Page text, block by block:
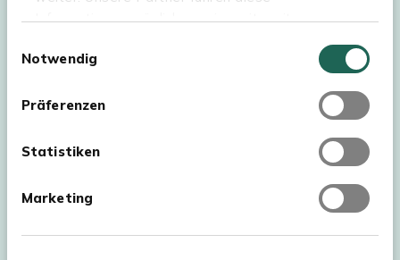
Informationen möglicherweise mit weiteren
haben oder die sie im Rahmen Ihrer Nutzung der
Webseite müssen Sie die Cookies akzeptieren.
Notwendig
Präferenzen
Statistiken
Marketing